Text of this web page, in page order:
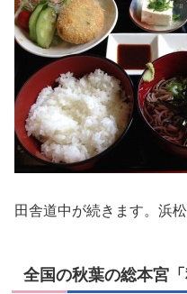
田舎道中が続きます。浜
全国の秋葉の総本宮「